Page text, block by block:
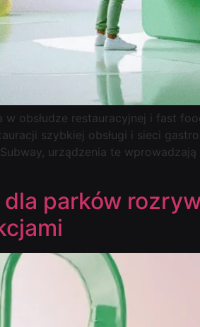
w obsłudze restauracyjnej i fast
szybkiej obsługi i sieci
Subway, urządzenia te
parków